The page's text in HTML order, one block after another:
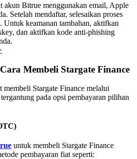
penghasilan pasif
akun Bitrue menggunakan email, Apple
Setelah mendaftar, selesaikan proses
. Untuk keamanan tambahan, aktifkan
dan aktifkan kode anti-phishing
Membeli Stargate Finance
Stargate Finance melalui
pada opsi pembayaran pilihan
untuk membeli Stargate Finance
pembayaran fiat seperti: